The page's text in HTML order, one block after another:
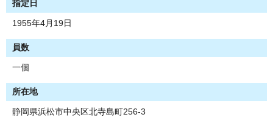
指定日
1955年4月19日
員数
一個
所在地
静岡県浜松市中央区北寺島町256-3